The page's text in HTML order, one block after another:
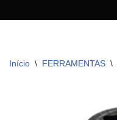
Início \ FERRAMENTAS \